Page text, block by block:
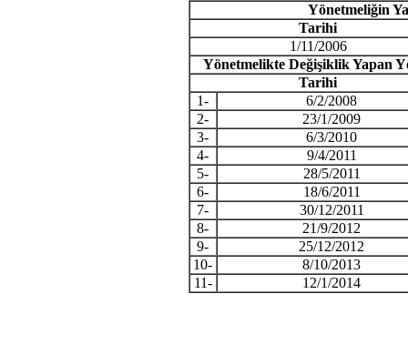
Yönetmeliğin
Tarihi
1/11/2006
Yönetmelikte Değişiklik Yapan Y
Tarihi
1-
6/2/2008
2-
23/1/2009
3-
6/3/2010
4-
9/4/2011
5-
28/5/2011
6-
18/6/2011
7-
30/12/2011
8-
21/9/2012
9-
25/12/2012
10-
8/10/2013
11-
12/1/2014